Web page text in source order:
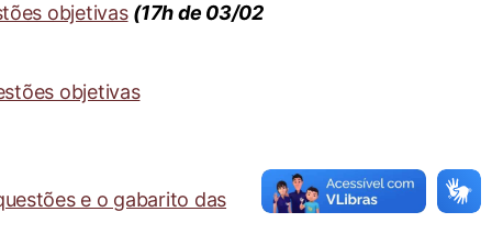
objetivas (17h de 03/02
objetivas
e o gabarito das